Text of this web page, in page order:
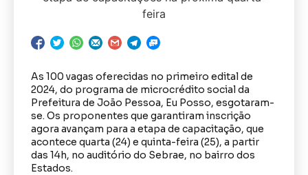
As 100 vagas oferecidas no primeiro edital de
2024, do programa de microcrédito social da
Prefeitura de João Pessoa, Eu Posso, esgotaram-
se. Os proponentes que garantiram inscrição
agora avançam para a etapa de capacitação, que
acontece quarta (24) e quinta-feira (25), a partir
das 14h, no auditório do Sebrae, no bairro dos
Estados.